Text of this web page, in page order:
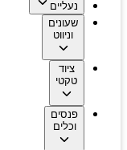
נעליים
שעונים
וניווט
ציוד
טקטי
פנסים
וכלים